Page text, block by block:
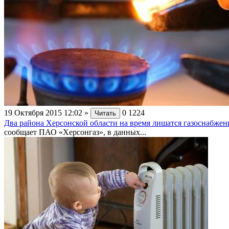
19 Октября 2015 12:02 » Читать 0 1224
Два района Херсонской области на время лишатся
сообщает ПАО «Херсонгаз», в данных...